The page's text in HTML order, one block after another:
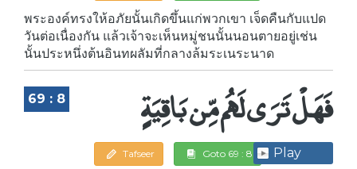
พระองค์ทรงให้อภัยนั้นเกิดขึ้นแก่พวกเขา เจ็ดคืนกับแปด
วันต่อเนื่องกัน แล้วเจ้าจะเห็นหมู่ชนนั้นนอนตายอยู่เช่น
นั้นประหนึ่งต้นอินทผลัมที่กลางล้มระเนระนาด
69 : 8 فَهَلْ تَرَى لَهُم مِّن بَاقِيَةٍ
Tafseer Goto 69 : 8 Play